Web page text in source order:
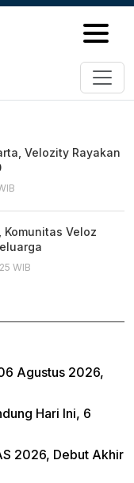
Velozity Rayakan
Komunitas Veloz
WIB
Agustus 2026,
Hari Ini, 6
2026, Debut Akhir